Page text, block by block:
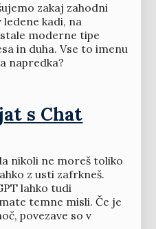
zakaj zahodni
kadi, na
moderne tipe
in duha. Vse to imenu
napredka?
s Chat
nikoli ne moreš toliko
z usti zafrkneš.
lahko tudi
temne misli. Če je
povezave so v